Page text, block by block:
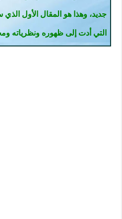
جديد، وهذا هو المقال الأول الذي
التي أدت إلى ظهوره ونظرياته